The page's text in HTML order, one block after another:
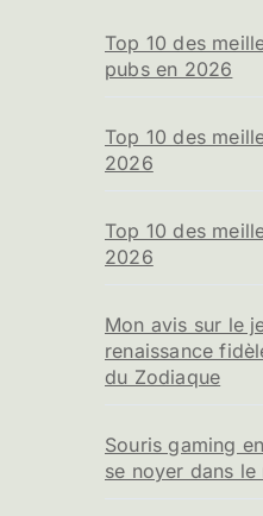
e
r
Top 10 des
pubs en 2026
Top 10 des
2026
Top 10 des
2026
Mon avis sur le
renaissance
du Zodiaque
Souris gaming
se noyer dans le